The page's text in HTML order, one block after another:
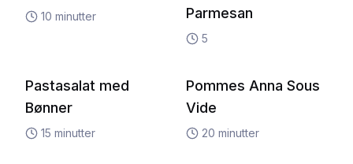
10 minutter
Parmesan
5
Pastasalat med
Bønner
15 minutter
Pommes Anna Sous
Vide
20 minutter